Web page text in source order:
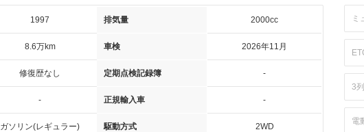
1997 排気量 2000cc
8.6万km 車検 2026年11月
修復歴なし 定期点検記録簿 -
- 正規輸入車 -
ガソリン(レギュラー) 駆動方式 2WD
ミ
3
電